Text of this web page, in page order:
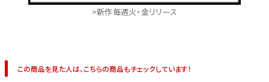
>新作毎週火・金リリース
この商品を見た人は、こちらの商品もチェックしています！